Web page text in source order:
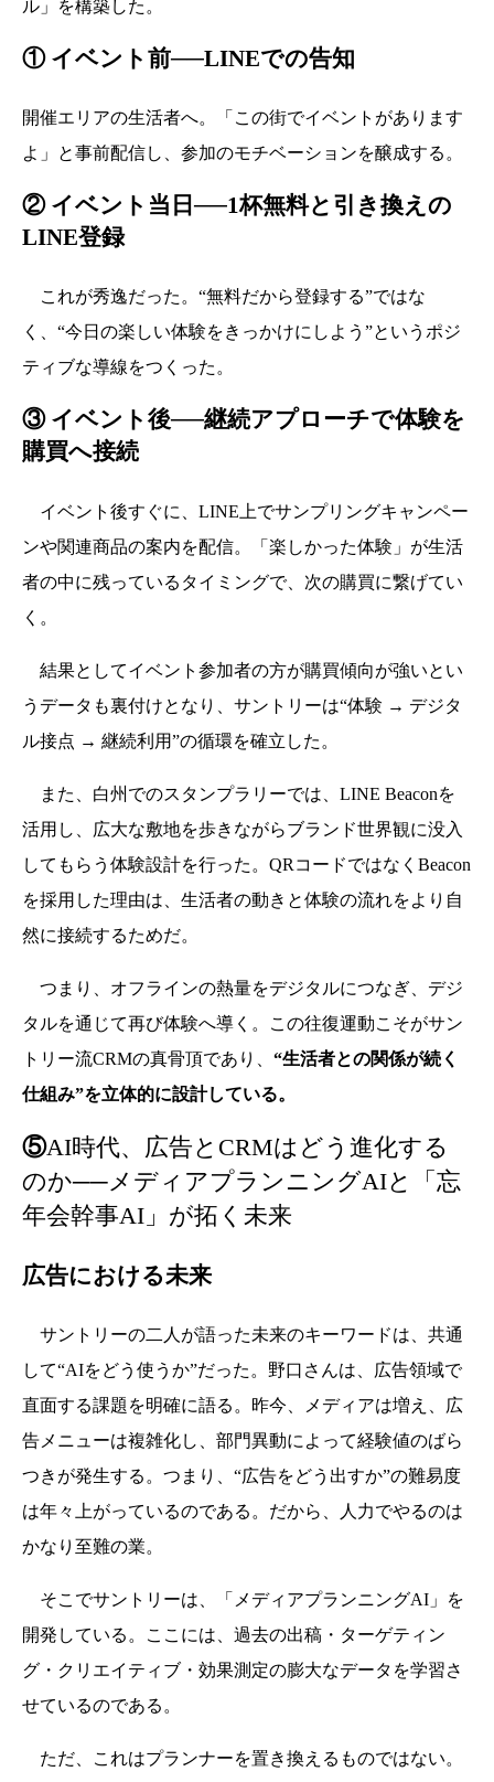
ル」を構築した。
① イベント前──LINEでの告知
開催エリアの生活者へ。「この街でイベントがあります
よ」と事前配信し、参加のモチベーションを醸成する。
② イベント当日──1杯無料と引き換えの
LINE登録
これが秀逸だった。“無料だから登録する”ではな
く、“今日の楽しい体験をきっかけにしよう”というポジ
ティブな導線をつくった。
③ イベント後──継続アプローチで体験を
購買へ接続
イベント後すぐに、LINE上でサンプリングキャンペー
ンや関連商品の案内を配信。「楽しかった体験」が生活
者の中に残っているタイミングで、次の購買に繋げてい
く。
結果としてイベント参加者の方が購買傾向が強いとい
うデータも裏付けとなり、サントリーは“体験 → デジタ
ル接点 → 継続利用”の循環を確立した。
また、白州でのスタンプラリーでは、LINE Beaconを
活用し、広大な敷地を歩きながらブランド世界観に没入
してもらう体験設計を行った。QRコードではなくBeacon
を採用した理由は、生活者の動きと体験の流れをより自
然に接続するためだ。
つまり、オフラインの熱量をデジタルにつなぎ、デジ
タルを通じて再び体験へ導く。この往復運動こそがサン
トリー流CRMの真骨頂であり、 “生活者との関係が続く
仕組み”を立体的に設計している。
⑤AI時代、広告とCRMはどう進化する
のか──メディアプランニングAIと「忘
年会幹事AI」が拓く未来
広告における未来
サントリーの二人が語った未来のキーワードは、共通
して“AIをどう使うか”だった。野口さんは、広告領域で
直面する課題を明確に語る。昨今、
メディアは増え、広
告メニューは複雑化し、部門異動によって経験値のばら
つきが発生する。つまり、 “広告をどう出すか”の難易度
は年々上がっているのである。だから、人力でやるのは
かなり至難の業。
そこでサントリーは、
「メディアプランニングAI」を
開発している。ここには、過去の出稿・ターゲティン
グ・クリエイティブ・効果測定の膨大なデータを学習さ
せているのである。
ただ、これはプランナーを置き換えるものではない。